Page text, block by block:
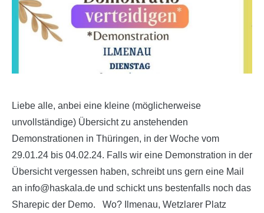
Liebe alle, anbei eine kleine (möglicherweise
unvollständige) Übersicht zu anstehenden
Demonstrationen in Thüringen, in der Woche vom
29.01.24 bis 04.02.24. Falls wir eine Demonstration in der
Übersicht vergessen haben, schreibt uns gern eine Mail
an info@haskala.de und schickt uns bestenfalls noch das
Sharepic der Demo. Wo? Ilmenau, Wetzlarer Platz